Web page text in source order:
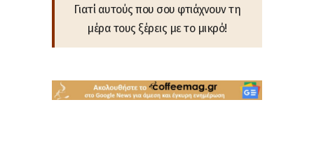
Γιατί αυτούς που σου φτιάχνουν τη
μέρα τους ξέρεις με το μικρό!